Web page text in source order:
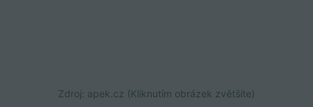
Zdroj: apek.cz (Kliknutím obrázek zvětšíte)